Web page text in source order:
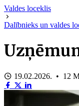
Valdes loceklis
Dalībnieks un valdes
19.02.2026. • 12